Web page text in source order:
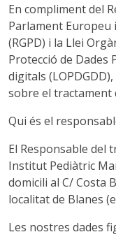
En compliment del
Parlament Europeu
(RGPD) i la Llei
Protecció de Dades
digitals
sobre el tractament
Qui és el
El Responsable del
Institut Pediàtric
domicili al C/ Costa
localitat de Blanes
Les nostres dades